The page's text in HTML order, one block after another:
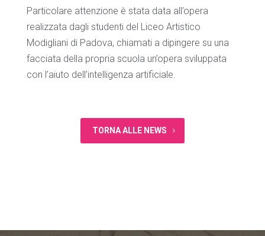
Particolare attenzione è stata data all’opera
realizzata dagli studenti del Liceo Artistico
Modigliani di Padova, chiamati a dipingere su una
facciata della propria scuola un’opera sviluppata
con l’aiuto dell’intelligenza artificiale.
TORNA ALLE NEWS